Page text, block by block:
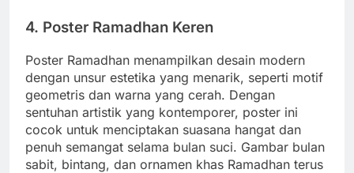
4. Poster Ramadhan Keren
Poster Ramadhan menampilkan desain modern
dengan unsur estetika yang menarik, seperti motif
geometris dan warna yang cerah. Dengan
sentuhan artistik yang kontemporer, poster ini
cocok untuk menciptakan suasana hangat dan
penuh semangat selama bulan suci. Gambar bulan
sabit, bintang, dan ornamen khas Ramadhan terus